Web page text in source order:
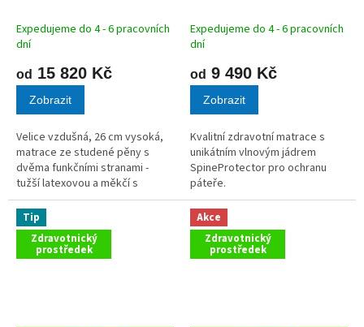
Expedujeme do 4 - 6 pracovních
dní
od 15 820 Kč
Zobrazit
Velice vzdušná, 26 cm vysoká,
matrace ze studené pěny s
dvěma funkčními stranami -
tužší latexovou a měkčí s
paměťovou pěnou.
Expedujeme do 4 - 6 pracovních
dní
od 9 490 Kč
Zobrazit
Kvalitní zdravotní matrace s
unikátním vlnovým jádrem
SpineProtector pro ochranu
páteře.
Tip
Zdravotnický
prostředek
Akce
Zdravotnický
prostředek